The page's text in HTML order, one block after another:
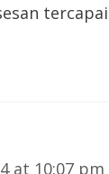
at 10:07 pm